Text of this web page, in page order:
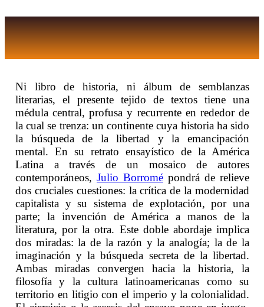
Ni libro de historia, ni álbum de semblanzas
literarias, el presente tejido de textos tiene una
médula central, profusa y recurrente en rededor de
la cual se trenza: un continente cuya historia ha sido
la búsqueda de la libertad y la emancipación
mental. En su retrato ensayístico de la América
Latina a través de un mosaico de autores
contemporáneos, Julio Borromé pondrá de relieve
dos cruciales cuestiones: la crítica de la modernidad
capitalista y su sistema de explotación, por una
parte; la invención de América a manos de la
literatura, por la otra. Este doble abordaje implica
dos miradas: la de la razón y la analogía; la de la
imaginación y la búsqueda secreta de la libertad.
Ambas miradas convergen hacia la historia, la
filosofía y la cultura latinoamericanas como su
territorio en litigio con el imperio y la colonialidad.